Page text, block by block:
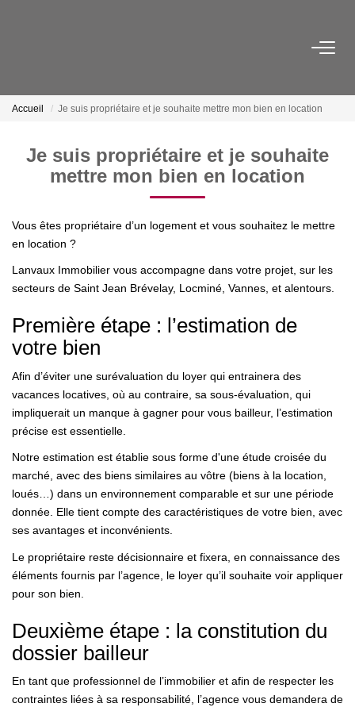
Nos Biens À Louer
Je Recherche Une Location : Créer Une Alerte
ESTIMATION
NOTRE AGENCE
Notre Équipe
Nos Actualités
EN
Accueil Je suis propriétaire et je souhaite mettre mon bien en location
Je suis propriétaire et je souhaite
mettre mon bien en location
Vous êtes propriétaire d’un logement et vous souhaitez le mettre
en location ?
Lanvaux Immobilier vous accompagne dans votre projet, sur les
secteurs de Saint Jean Brévelay, Locminé, Vannes, et alentours.
Première étape : l’estimation de
votre bien
Afin d’éviter une surévaluation du loyer qui entrainera des
vacances locatives, où au contraire, sa sous-évaluation, qui
impliquerait un manque à gagner pour vous bailleur, l’estimation
précise est essentielle.
Notre estimation est établie sous forme d'une étude croisée du
marché, avec des biens similaires au vôtre (biens à la location,
loués…) dans un environnement comparable et sur une période
donnée. Elle tient compte des caractéristiques de votre bien, avec
ses avantages et inconvénients.
Le propriétaire reste décisionnaire et fixera, en connaissance des
éléments fournis par l’agence, le loyer qu’il souhaite voir appliquer
pour son bien.
Deuxième étape : la constitution du
dossier bailleur
En tant que professionnel de l’immobilier et afin de respecter les
contraintes liées à sa responsabilité, l’agence vous demandera de